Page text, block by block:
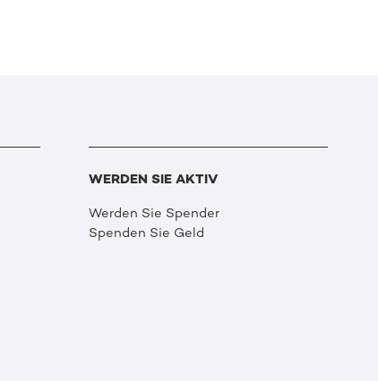
WERDEN SIE AKTIV
Werden Sie Spender
Spenden Sie Geld